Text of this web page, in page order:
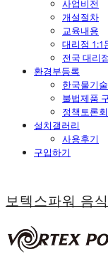
사업비전
개설절차
교육내용
대리점 1:1
전국 대리
환경부등록
한국물기
불법제품
정책토론회
설치갤러리
사용후기
구입하기
보텍스파워 음